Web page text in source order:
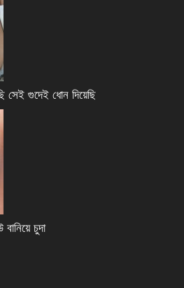
সেই গুদেই ধোন দিয়েছি
চুদা